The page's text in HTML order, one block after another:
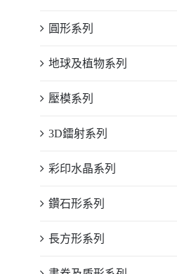
圓形系列
地球及植物系列
壓模系列
3D鐳射系列
彩印水晶系列
鑽石形系列
長方形系列